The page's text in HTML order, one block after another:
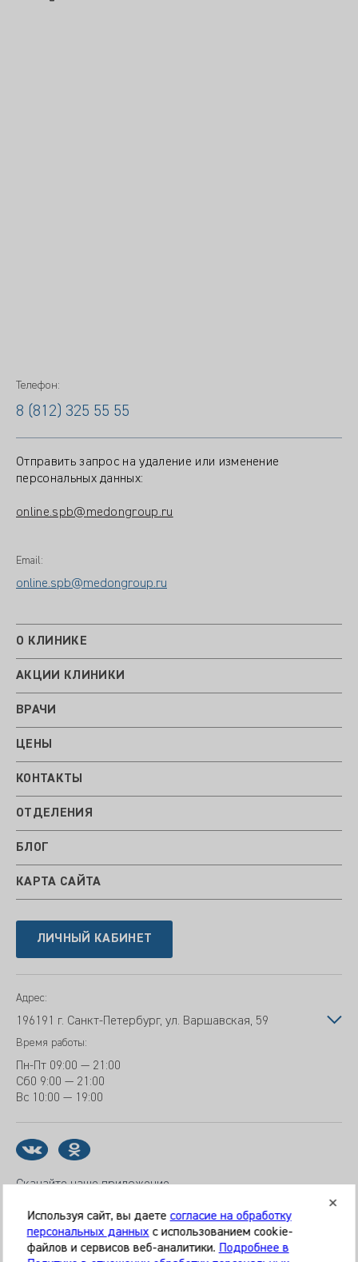
Телефон:
8 (812) 325 55 55
Отправить запрос на удаление или изменение
персональных данных:
online.spb@medongroup.ru
Email:
online.spb@medongroup.ru
О КЛИНИКЕ
АКЦИИ КЛИНИКИ
ВРАЧИ
ЦЕНЫ
КОНТАКТЫ
ОТДЕЛЕНИЯ
БЛОГ
КАРТА САЙТА
ЛИЧНЫЙ КАБИНЕТ
Адрес:
196191 г. Санкт-Петербург, ул. Варшавская, 59
Время работы:
Пн-Пт 09:00 — 21:00
Сб0 9:00 — 21:00
Вс 10:00 — 19:00
Скачайте наше приложение
Используя сайт, вы даете согласие на обработку
персональных данныхс использованием cookie-
файлов и сервисов веб-аналитики. Подробнее в